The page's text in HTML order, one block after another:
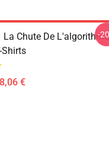
Chute De L'algorithme
Shirts
€
-